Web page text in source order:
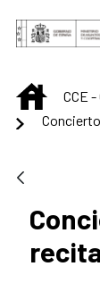
Saltar al
INICIO
CCE